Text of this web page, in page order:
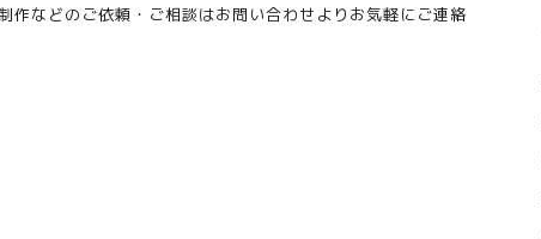
作などのご依頼・ご相談はお問い合わせ よりお気軽にご連絡